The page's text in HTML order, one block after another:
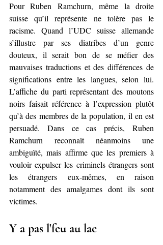
Pour Ruben Ramchurn, même la droite
suisse qu’il représente ne tolère pas le
racisme. Quand l’UDC suisse allemande
s’illustre par ses diatribes d’un genre
douteux, il serait bon de se méfier des
mauvaises traductions et des différences de
significations entre les langues, selon lui.
L’affiche du parti représentant des moutons
noirs faisait référence à l’expression plutôt
qu’à des membres de la population, il en est
persuadé. Dans ce cas précis, Ruben
Ramchurn reconnaît néanmoins une
ambiguïté, mais affirme que les premiers à
vouloir expulser les criminels étrangers sont
les étrangers eux-mêmes, en raison
notamment des amalgames dont ils sont
victimes.
Y a pas l'feu au lac